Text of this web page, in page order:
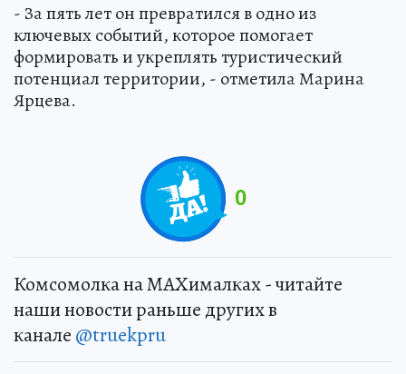
- За пять лет он превратился в одно из
ключевых событий, которое помогает
формировать и укреплять туристический
потенциал территории, - отметила Марина
Ярцева.
0
Комсомолка на MAXималках - читайте
наши новости раньше других в
канале @truekpru